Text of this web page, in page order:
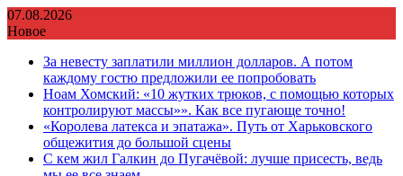
Перейти
к
07.08.2026
Новое
За невесту заплатили миллион долларов. А потом
каждому гостю предложили ее попробовать
Ноам Хомский: «10 жутких трюков, с помощью которых
контролируют массы»». Как все пугающе точно!
«Королева латекса и эпатажа». Путь от Харьковского
общежития до большой сцены
С кем жил Галкин до Пугачёвой: лучше присесть, ведь